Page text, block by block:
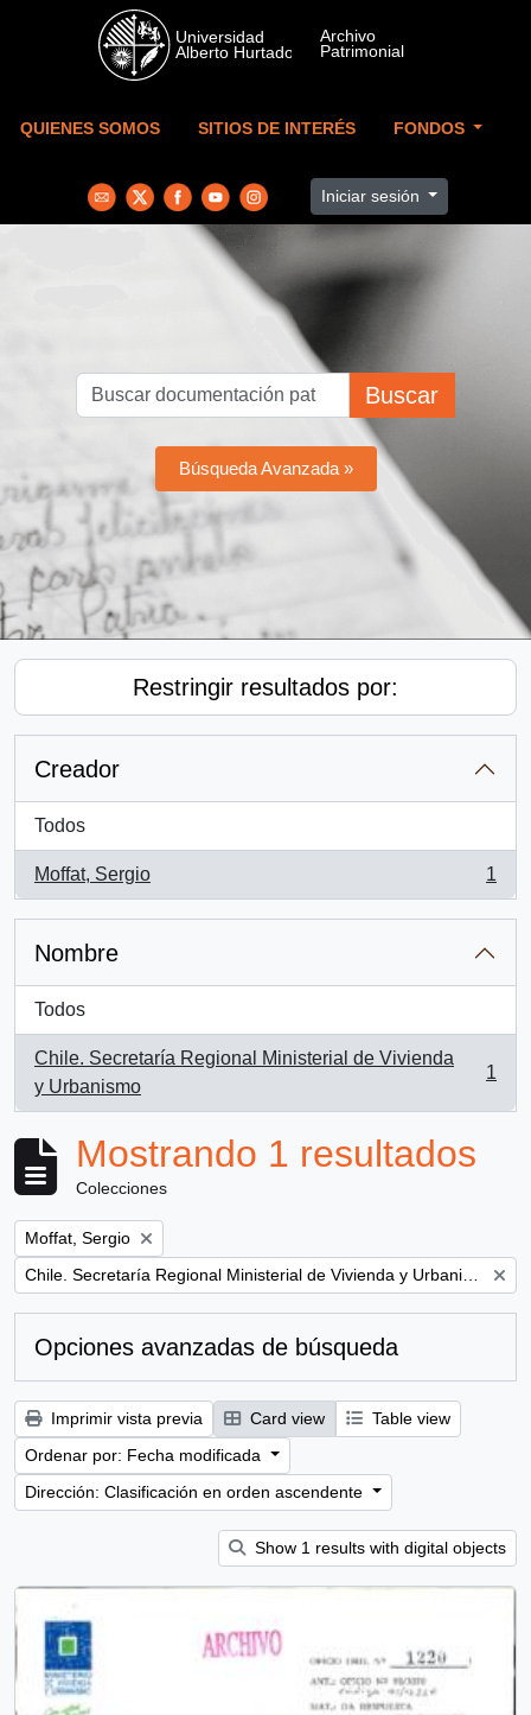
Skip to main content
QUIENES SOMOS SITIOS DE INTERÉS FONDOS
Iniciar sesión
Buscar
Búsqueda Avanzada »
Restringir resultados por:
Creador
Todos
Moffat, Sergio
, 1 resultados
1
Nombre
Todos
Chile. Secretaría Regional Ministerial de Vivienda
y Urbanismo
, 1 resultados
1
Mostrando 1 resultados
Colecciones
Remove filter:
Moffat, Sergio
Remove filter:
Opciones avanzadas de búsqueda
Imprimir vista previa Card view
Table view
Ordenar por: Fecha modificada
Dirección: Clasificación en orden ascendente
Show 1 results with digital objects